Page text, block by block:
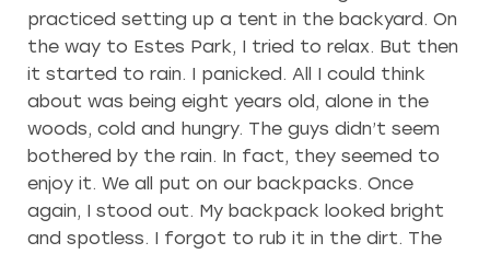
practiced setting up a tent in the backyard. On
the way to Estes Park, I tried to relax. But then
it started to rain. I panicked. All I could think
about was being eight years old, alone in the
woods, cold and hungry. The guys didn’t seem
bothered by the rain. In fact, they seemed to
enjoy it. We all put on our backpacks. Once
again, I stood out. My backpack looked bright
and spotless. I forgot to rub it in the dirt. The